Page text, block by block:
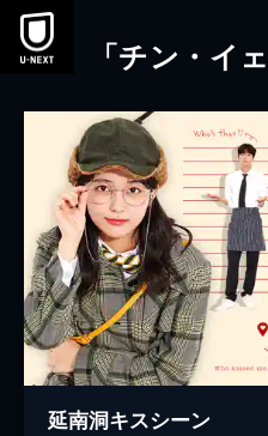
本文へスキップ
「チン・イ
延南洞キスシーン